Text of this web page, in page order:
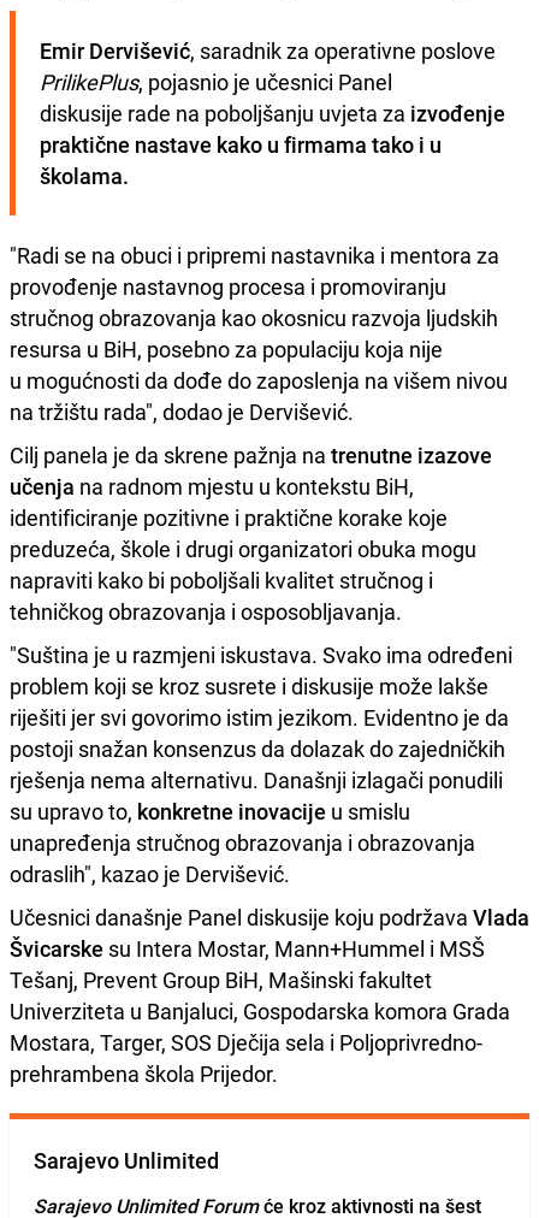
Emir Dervišević
PrilikePlus, pojasnio je učesnici Panel
diskusije rade na poboljšanju uvjeta za izvođenje
praktične nastave kako u firmama tako i u
školama.
"Radi se na obuci i pripremi nastavnika i mentora za
provođenje nastavnog procesa i promoviranju
stručnog obrazovanja kao okosnicu razvoja ljudskih
resursa u BiH, posebno za populaciju koja nije
u mogućnosti da dođe do zaposlenja na višem nivou
na tržištu rada", dodao je Dervišević.
Cilj panela je da skrene pažnja na trenutne izazove
učenja na radnom mjestu u kontekstu BiH,
identificiranje pozitivne i praktične korake koje
preduzeća, škole i drugi organizatori obuka mogu
napraviti kako bi poboljšali kvalitet stručnog i
tehničkog obrazovanja i osposobljavanja.
"Suština je u razmjeni iskustava. Svako ima određeni
problem koji se kroz susrete i diskusije može lakše
riješiti jer svi govorimo istim jezikom. Evidentno je da
postoji snažan konsenzus da dolazak do zajedničkih
rješenja nema alternativu. Današnji izlagači ponudili
su upravo to, konkretne inovacije u smislu
unapređenja stručnog obrazovanja i obrazovanja
odraslih", kazao je Dervišević.
Učesnici današnje Panel diskusije koju podržava Vlada
Švicarske su Intera Mostar, Mann+Hummel i MSŠ
Tešanj, Prevent Group BiH, Mašinski fakultet
Univerziteta u Banjaluci, Gospodarska komora Grada
Mostara, Targer, SOS Dječija sela i Poljoprivredno-
prehrambena škola Prijedor.
Sarajevo Unlimited
Sarajevo Unlimited Forumće kroz aktivnosti na šest